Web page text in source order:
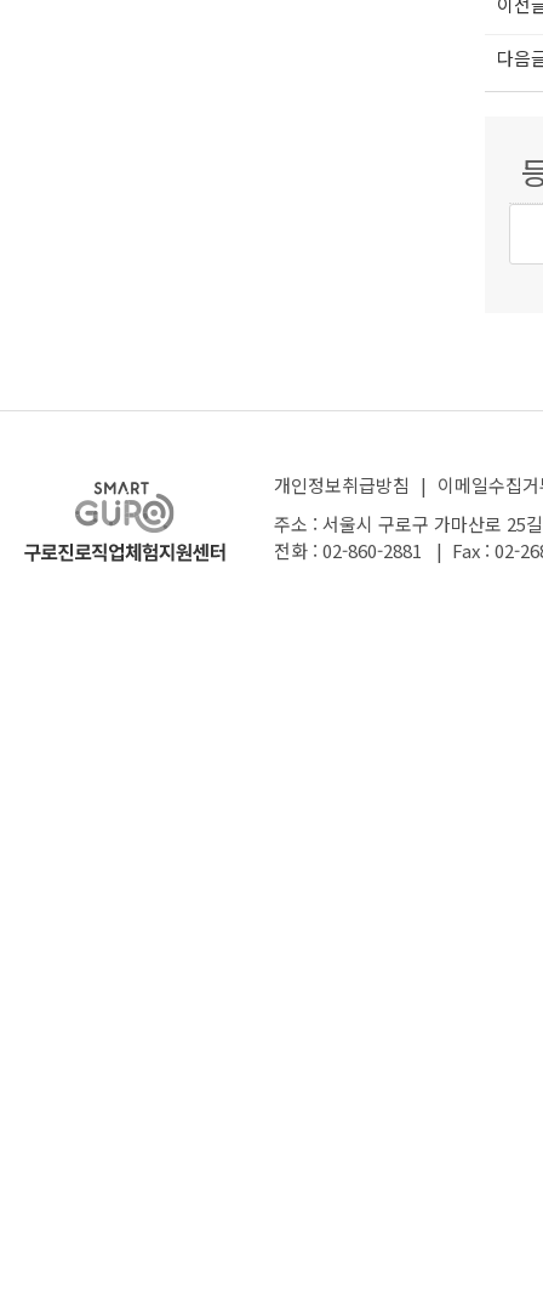
다음
개인정보취급방침 | 이메일수집
주소 : 서울시 구로구 가마산로 25
전화 : 02-860-2881 | Fax : 02-